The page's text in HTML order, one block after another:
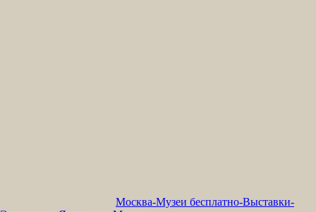
Москва-Музеи бесплатно-Выставки-